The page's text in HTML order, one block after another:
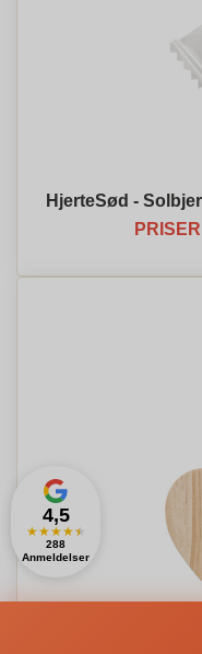
HjerteSød -
4,5
★★★★★
288
Anmeldelser